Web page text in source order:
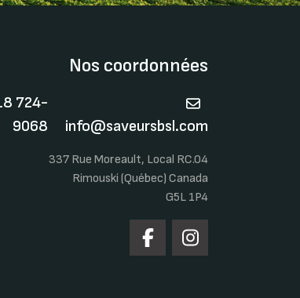
Nos coordonnées
724-
9068
info@saveursbsl.com
337 Rue Moreault, Local RC.04
Rimouski (Québec) Canada
G5L 1P4